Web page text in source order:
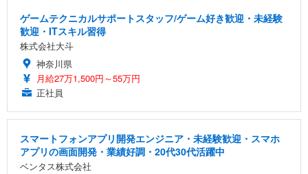
ゲームテクニカルサポートスタッフ/ゲーム好き歓迎・未経験
歓迎・ITスキル習得
株式会社大斗
神奈川県
月給27万1,500円～55万円
正社員
スマートフォンアプリ開発エンジニア・未経験歓迎・スマホ
アプリの画面開発・業績好調・20代30代活躍中
ベンタス株式会社